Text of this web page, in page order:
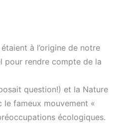
à l’origine de notre
pour rendre compte de la
question!) et la Nature
le fameux mouvement «
écologiques.